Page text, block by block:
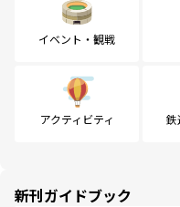
イベント・観戦
アクティビティ 鉄
新刊ガイドブック